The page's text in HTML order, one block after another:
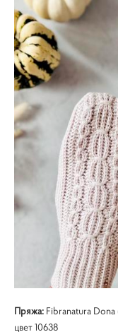
Пряжа: Fibranatura
цвет 10638